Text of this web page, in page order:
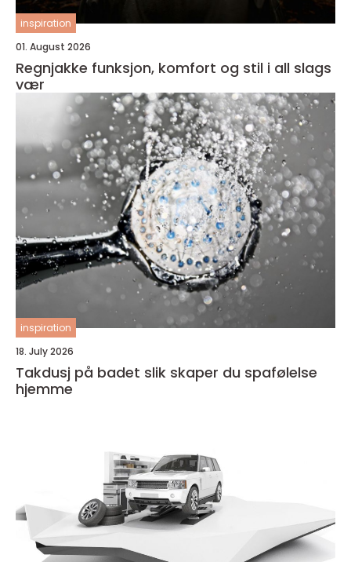
inspiration
01. August 2026
Regnjakke funksjon, komfort og stil i all slags
vær
inspiration
18. July 2026
Takdusj på badet slik skaper du spafølelse
hjemme